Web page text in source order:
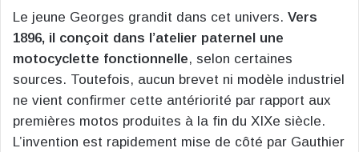
Le jeune Georges grandit dans cet univers. Vers
1896, il conçoit dans l’atelier paternel une
motocyclette fonctionnelle, selon certaines
sources. Toutefois, aucun brevet ni modèle industriel
ne vient confirmer cette antériorité par rapport aux
premières motos produites à la fin du XIXe siècle.
L’invention est rapidement mise de côté par Gauthier